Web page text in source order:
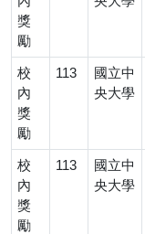
獎
勵
校
內
獎
勵
113
國立中
央大學
校
內
獎
勵
113
國立中
央大學